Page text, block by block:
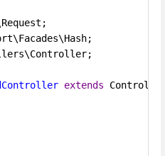
;
;
;
extends